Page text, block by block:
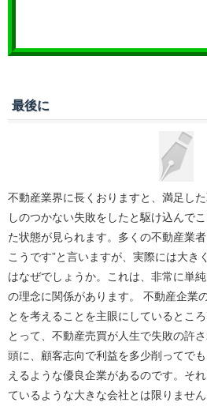
最後に
不動産業界に長くおりますと、満足し
しのつかない失敗をしたと駆け込んで
た状態が見られます。多くの不動産業
こうです”と言いますが、実際には大き
はなぜでしょうか。これは、非常に単
の理念に関係があります。 不動産企業
とを考えることを主眼にしているとこ
とって、不動産売買が人生で失敗の許
頭に、顧客志向で利益を多少削ってで
えるような優良企業があるのです。そ
ているような大きな会社とは限りません